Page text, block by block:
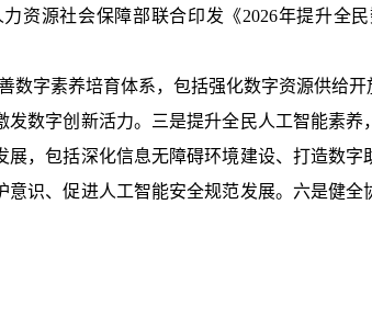
资源社会保障部联合印发《2026年提升全
数字素养培育体系，包括强化数字资源供给
数字创新活力。三是提升全民人工智能素
，包括深化信息无障碍环境建设、打造数字
识、促进人工智能安全规范发展。六是健